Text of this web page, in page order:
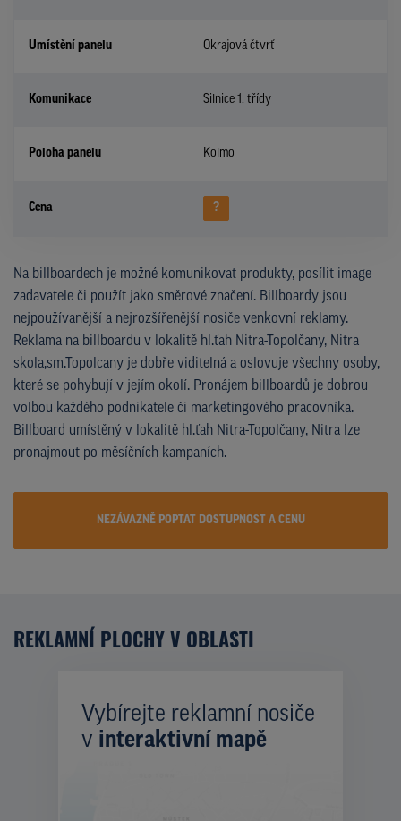
Umístění panelu Okrajová čtvrť
Komunikace Silnice 1. třídy
Poloha panelu Kolmo
Cena ?
Na billboardech je možné komunikovat produkty, posílit image
zadavatele či použít jako směrové značení. Billboardy jsou
nejpoužívanější a nejrozšířenější nosiče venkovní reklamy.
Reklama na billboardu v lokalitě hl.ťah Nitra-Topolčany, Nitra
skola,sm.Topolcany je dobře viditelná a oslovuje všechny osoby,
které se pohybují v jejím okolí. Pronájem billboardů je dobrou
volbou každého podnikatele či marketingového pracovníka.
Billboard umístěný v lokalitě hl.ťah Nitra-Topolčany, Nitra lze
pronajmout po měsíčních kampaních.
NEZÁVAZNĚ POPTAT DOSTUPNOST A CENU
REKLAMNÍ PLOCHY V OBLASTI
Vybírejte reklamní nosiče
v interaktivní mapě